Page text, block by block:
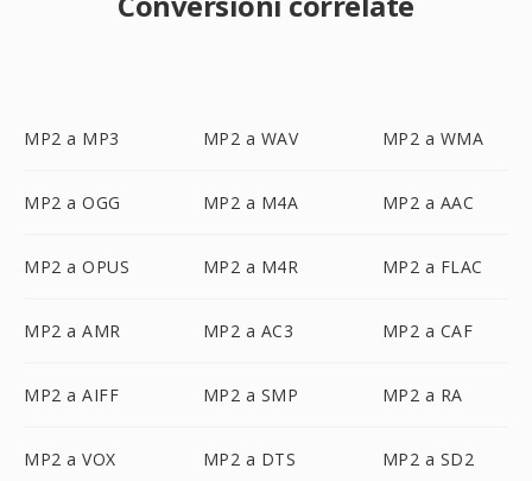
MP2 a MP3 MP2 a WAV MP2 a WMA
MP2 a OGG MP2 a M4A MP2 a AAC
MP2 a OPUS MP2 a M4R MP2 a FLAC
MP2 a AMR MP2 a AC3 MP2 a CAF
MP2 a AIFF MP2 a SMP MP2 a RA
MP2 a VOX MP2 a DTS MP2 a SD2